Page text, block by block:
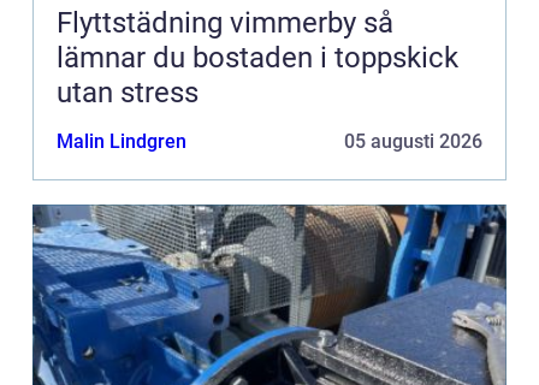
Flyttstädning vimmerby så
lämnar du bostaden i toppskick
utan stress
Malin Lindgren 05 augusti 2026